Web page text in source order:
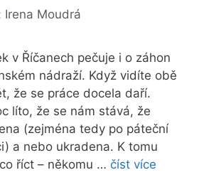
Irena Moudrá
v Říčanech pečuje i o záhon
nádraží. Když vidíte obě
že se práce docela daří.
líto, že se nám stává, že
(zejména tedy po páteční
a nebo ukradena. K tomu
říct – někomu … číst více